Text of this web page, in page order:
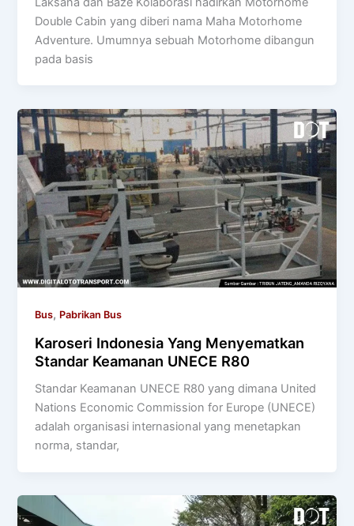
Double Cabin yang diberi nama Maha Motorhome
Adventure. Umumnya sebuah Motorhome dibangun
pada basis
Bus, Pabrikan Bus
Karoseri Indonesia Yang Menyematkan
Standar Keamanan UNECE R80
Standar Keamanan UNECE R80 yang dimana United
Nations Economic Commission for Europe (UNECE)
adalah organisasi internasional yang menetapkan
norma, standar,